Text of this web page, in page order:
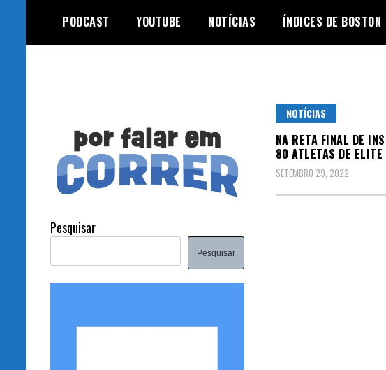
content
PODCAST YOUTUBE NOTÍCIAS ÍNDICES DE BOSTON
NOTÍCIAS
NA RETA FINAL DE
80 ATLETAS DE ELITE
SETEMBRO 29, 2022
Pesquisar
Pesquisar